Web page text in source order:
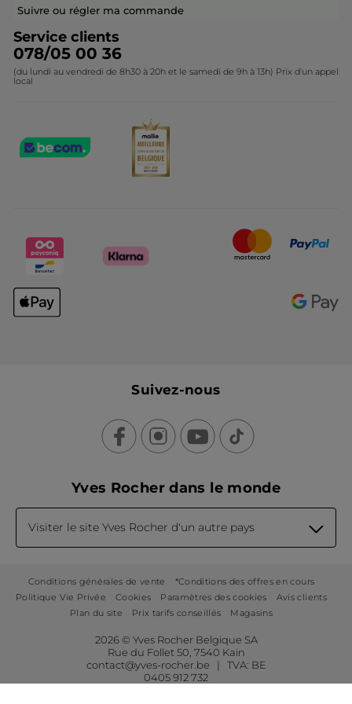
Contactez-nous
Suivre ou régler ma commande
Service clients
078/05 00 36
(du lundi au vendredi de 8h30 à 20h et le samedi de 9h à 13h) Prix d'un appel
local
Suivez-nous
Yves Rocher dans le monde
Visiter le site Yves Rocher d'un autre pays
Conditions générales de vente
*Conditions des offres en cours
Politique Vie Privée
Cookies Paramètres des cookies
Avis clients
Plan du site
Prix tarifs conseillés Magasins
2026 © Yves Rocher Belgique SA
Rue du Follet 50, 7540 Kain
contact@yves-rocher.be | TVA: BE
0405 912 732